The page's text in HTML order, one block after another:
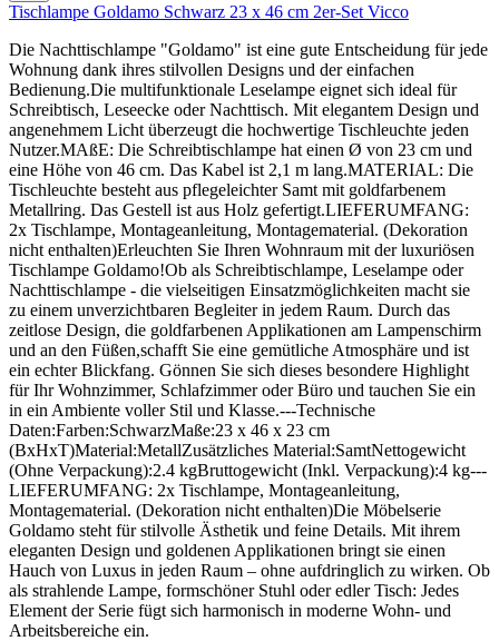
Tischlampe Goldamo Schwarz 23 x 46 cm 2er-Set Vicco
Die Nachttischlampe "Goldamo" ist eine gute Entscheidung für jede
Wohnung dank ihres stilvollen Designs und der einfachen
Bedienung.Die multifunktionale Leselampe eignet sich ideal für
Schreibtisch, Leseecke oder Nachttisch. Mit elegantem Design und
angenehmem Licht überzeugt die hochwertige Tischleuchte jeden
Nutzer.MAßE: Die Schreibtischlampe hat einen Ø von 23 cm und
eine Höhe von 46 cm. Das Kabel ist 2,1 m lang.MATERIAL: Die
Tischleuchte besteht aus pflegeleichter Samt mit goldfarbenem
Metallring. Das Gestell ist aus Holz gefertigt.LIEFERUMFANG:
2x Tischlampe, Montageanleitung, Montagematerial. (Dekoration
nicht enthalten)Erleuchten Sie Ihren Wohnraum mit der luxuriösen
Tischlampe Goldamo!Ob als Schreibtischlampe, Leselampe oder
Nachttischlampe - die vielseitigen Einsatzmöglichkeiten macht sie
zu einem unverzichtbaren Begleiter in jedem Raum. Durch das
zeitlose Design, die goldfarbenen Applikationen am Lampenschirm
und an den Füßen,schafft Sie eine gemütliche Atmosphäre und ist
ein echter Blickfang. Gönnen Sie sich dieses besondere Highlight
für Ihr Wohnzimmer, Schlafzimmer oder Büro und tauchen Sie ein
in ein Ambiente voller Stil und Klasse.---Technische
Daten:Farben:SchwarzMaße:23 x 46 x 23 cm
(BxHxT)Material:MetallZusätzliches Material:SamtNettogewicht
(Ohne Verpackung):2.4 kgBruttogewicht (Inkl. Verpackung):4 kg---
LIEFERUMFANG: 2x Tischlampe, Montageanleitung,
Montagematerial. (Dekoration nicht enthalten)Die Möbelserie
Goldamo steht für stilvolle Ästhetik und feine Details. Mit ihrem
eleganten Design und goldenen Applikationen bringt sie einen
Hauch von Luxus in jeden Raum – ohne aufdringlich zu wirken. Ob
als strahlende Lampe, formschöner Stuhl oder edler Tisch: Jedes
Element der Serie fügt sich harmonisch in moderne Wohn- und
Arbeitsbereiche ein.